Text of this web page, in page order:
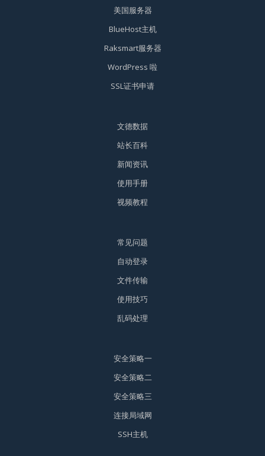
美国服务器
BlueHost主机
Raksmart服务器
WordPress 啦
SSL证书申请
文德数据
站长百科
新闻资讯
使用手册
视频教程
常见问题
自动登录
文件传输
使用技巧
乱码处理
安全策略一
安全策略二
安全策略三
连接局域网
SSH主机